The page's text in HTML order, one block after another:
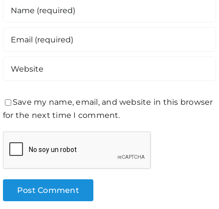
Save my name, email, and website in this browser
for the next time I comment.